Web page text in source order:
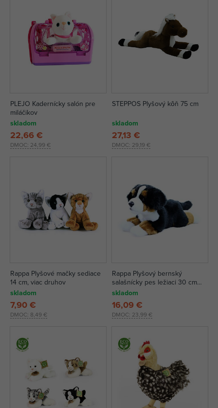
PLEJO Kadernícky salón pre
miláčikov
skladom
DMOC: 24,99 €
22,66 €
STEPPOS Plyšový kôň 75 cm
skladom
DMOC: 29,19 €
27,13 €
Rappa Plyšové mačky sediace
14 cm, viac druhov
skladom
DMOC: 8,49 €
7,90 €
Rappa Plyšový bernský
salašnícky pes ležiaci 30 cm
ECO-FRIENDLY
skladom
DMOC: 23,99 €
16,09 €